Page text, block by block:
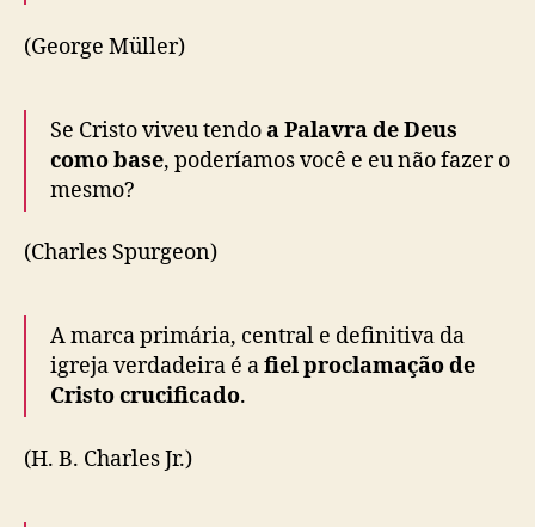
(George Müller)
Se Cristo viveu tendoa Palavra de Deus
como base, poderíamos você e eu não fazer o
mesmo?
(Charles Spurgeon)
A marca primária, central e definitiva da
igreja verdadeira é afiel proclamação de
Cristo crucificado.
(H. B. Charles Jr.)